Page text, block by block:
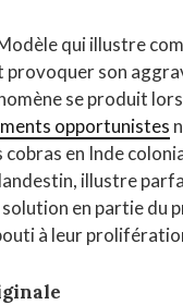
qui illustre
provoquer son
se produit
opportunistes
en Inde
illustre
en partie du
à leur